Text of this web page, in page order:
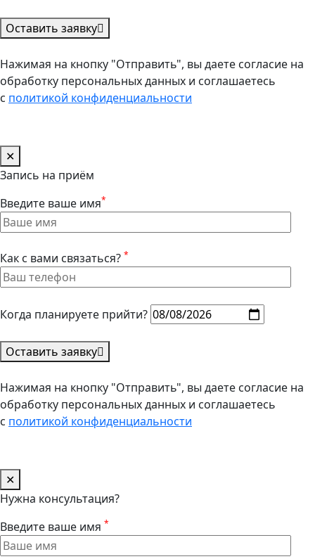
Оставить заявку
Нажимая на кнопку "Отправить", вы даете согласие на
обработку персональных данных и соглашаетесь
с политикой конфиденциальности
✕
Запись на приём
Введите ваше имя*
Как с вами связаться? *
Когда планируете прийти?
Оставить заявку
Нажимая на кнопку "Отправить", вы даете согласие на
обработку персональных данных и соглашаетесь
с политикой конфиденциальности
✕
Нужна консультация?
Введите ваше имя *